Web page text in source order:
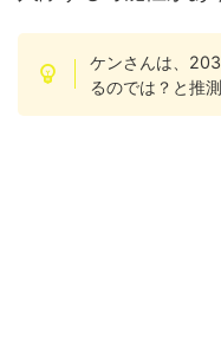
ケンさんは、
るのでは？と推